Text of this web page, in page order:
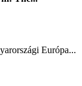
Európa...